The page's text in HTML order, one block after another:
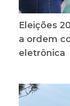
Eleições
a ordem
eletrônica